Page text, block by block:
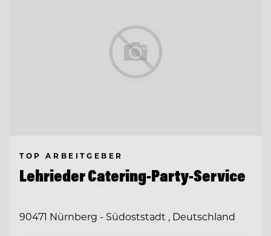
TOP ARBEITGEBER
Lehrieder Catering-Party-Service
90471 Nürnberg - Südoststadt , Deutschland